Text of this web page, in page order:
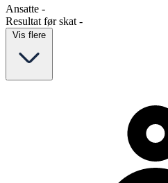
Ansatte -
Resultat før skat -
Vis flere